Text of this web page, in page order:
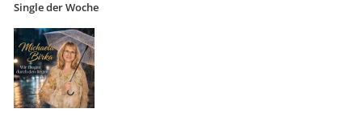
Single der Woche